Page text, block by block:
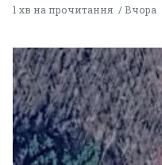
1 хв на прочитання Вчора